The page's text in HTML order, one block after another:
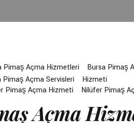
Pimaş Açma Hizmetleri
Bursa Pimaş
Pimaş Açma Servisleri
Hizmeti
Pimaş Açma Hizmeti
Nilüfer Pimaş
Açma